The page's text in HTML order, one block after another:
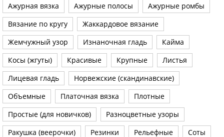
Ажурная вязка Ажурные полосы
Ажурные ромбы
Вязание по кругу
Жаккардовое вязание
Жемчужный узор
Изнаночная гладь
Кайма
Косы (жгуты)
Красивые Крупные
Листья
Лицевая гладь
Норвежские (скандинавские)
Объемные
Платочная вязка
Плотные
Простые (для новичков)
Разноцветные узоры
Ракушка (веерочки)
Резинки Рельефные
Соты